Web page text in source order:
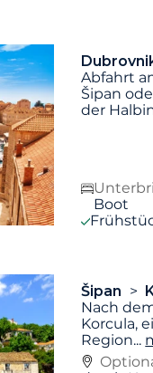
Abfahrt
Šipan
der
Boot
Šipan
Nach
Korcula,
Region...